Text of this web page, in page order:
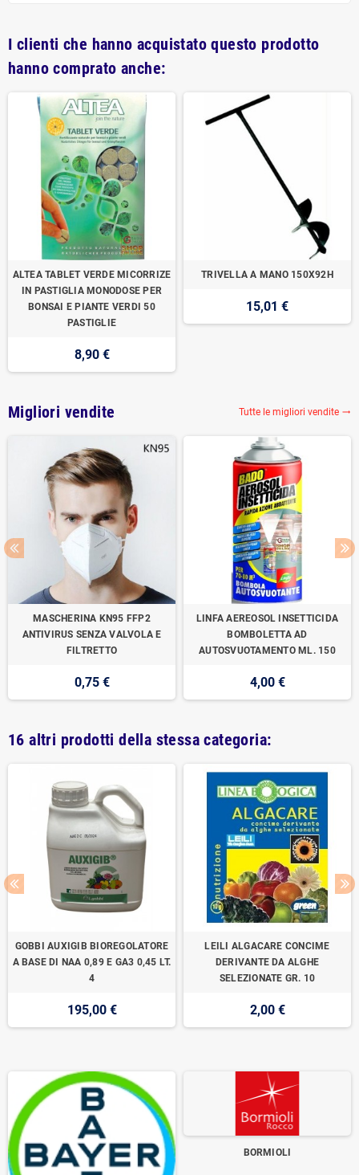
I clienti che hanno acquistato questo prodotto
hanno comprato anche:
ALTEA TABLET VERDE MICORRIZE
IN PASTIGLIA MONODOSE PER
BONSAI E PIANTE VERDI 50
PASTIGLIE
8,90 €
TRIVELLA A MANO 150X92H
15,01 €
Migliori vendite Tutte le migliori vendite 
MASCHERINA KN95 FFP2
ANTIVIRUS SENZA VALVOLA E
FILTRETTO
0,75 €
LINFA AEREOSOL INSETTICIDA
BOMBOLETTA AD
AUTOSVUOTAMENTO ML. 150
4,00 €
16 altri prodotti della stessa categoria:
GOBBI AUXIGIB BIOREGOLATORE
A BASE DI NAA 0,89 E GA3 0,45 LT.
4
195,00 €
LEILI ALGACARE CONCIME
DERIVANTE DA ALGHE
SELEZIONATE GR. 10
2,00 €
BORMIOLI